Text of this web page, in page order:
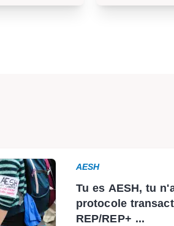
AESH
Tu es AESH, tu
protocole
REP/REP+ ...